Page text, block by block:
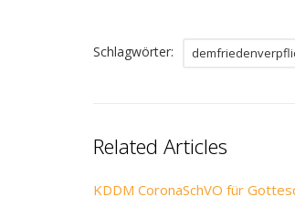
Schlagwörter:
Related Articles
KDDM CoronaSchVO für